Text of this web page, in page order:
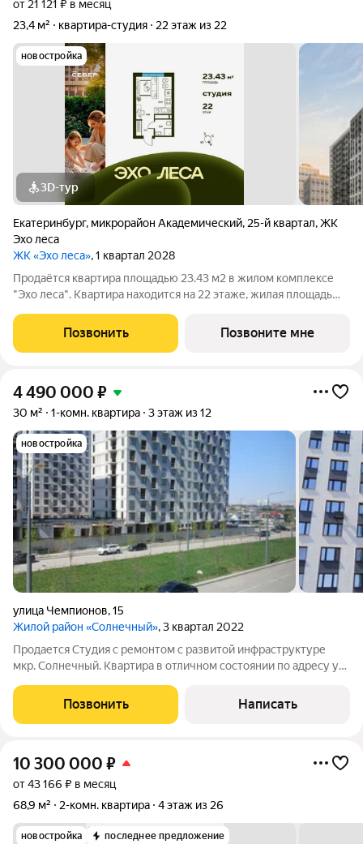
от 21 121 ₽ в месяц
23,4 м²
квартира-студия 22 этаж из 22
новостройка
3D-тур
Екатеринбург, микрорайон Академический, 25-й квартал,ЖК
Эхо леса
ЖК «Эхо леса», 1 квартал 2028
Продаётся квартира площадью 23.43 м2 в жилом комплексе
"Эхо леса". Квартира находится на 22 этаже, жилая площадь
2028 Жилой комплекс "Эхо леса" это: - дом в эко-стиле - двор
с выходом в
Позвонить Позвоните мне
4 490 000 ₽
30 м² 1-комн. квартира 3 этаж из 12
новостройка
улица Чемпионов,15
Жилой район «Солнечный», 3 квартал 2022
Продается Студия с ремонтом с развитой инфраструктуре
мкр. Солнечный. Квартира в отличном состоянии по адресу ул.
проживания. Быстры выход на сделку, 1 взрослый
собственник. Параметры: -Общая
Позвонить Написать
10 300 000 ₽
от 43 166 ₽ в месяц
68,9 м²
2-комн. квартира 4 этаж из 26
новостройка последнее предложение